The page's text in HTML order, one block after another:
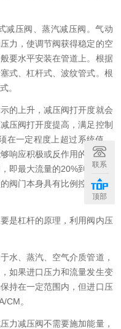
减压阀、蒸汽减压阀。气动
力，使调节阀获得稳定的空
要水平安装在管道上。根据
式、杠杆式、波纹管式。根
。
上升，减压阀打开度就会
压阀打开度提高，满足控制
在一定程度上超过系统值。
响应积极或反作用的控制信
即最大流量的20%到80%。
阀门本身具有比例控制所需
杠杆的原理，利用阀内压
、蒸汽、空气介质管道，
如果进口压力和流量发生变
持在一定范围内，但进口压
CM。
减压阀不需要施加能量，
联系
顶部